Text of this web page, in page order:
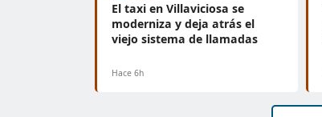
El taxi en Villaviciosa se
moderniza y deja atrás el
viejo sistema de llamadas
Hace 6h